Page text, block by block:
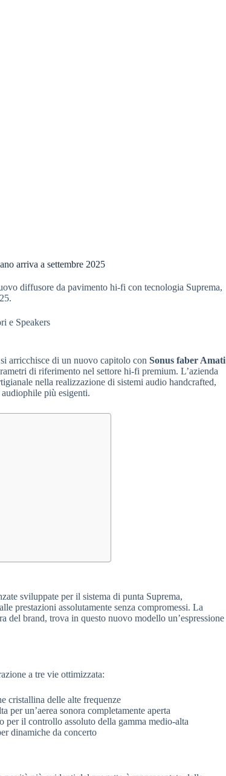
arriva a settembre 2025
diffusore da pavimento hi-fi con tecnologia Suprema,
e Speakers
arricchisce di un nuovo capitolo con Sonus faber Amati
di riferimento nel settore hi-fi premium. L’azienda
nella realizzazione di sistemi audio handcrafted,
più esigenti.
sviluppate per il sistema di punta Suprema,
prestazioni assolutamente senza compromessi. La
del brand, trova in questo nuovo modello un’espressione
a tre vie ottimizzata:
cristallina delle alte frequenze
per un’aerea sonora completamente aperta
per il controllo assoluto della gamma medio-alta
dinamiche da concerto